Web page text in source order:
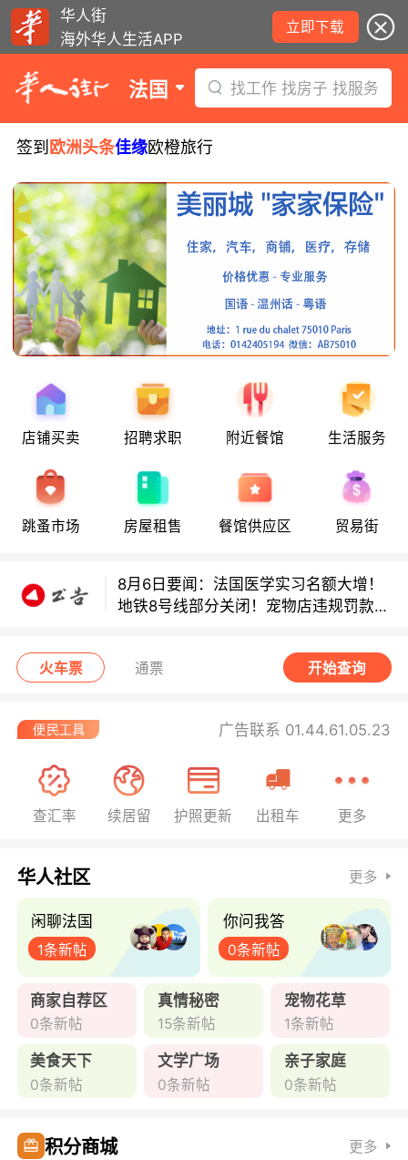
华人街
海外华人生活APP
立即下载
法国 找工作 找房子 找服务
签到 欧洲头条佳缘欧橙旅行
店铺买卖 招聘求职 附近餐馆 生活服务
跳蚤市场 房屋租售 餐馆供应区 贸易街
8月6日要闻：法国医学实习名额大增！
炉！
巴黎地铁音乐家海选启动！
地铁8号线部分关闭！宠物店违规罚款出
炉！
火车票 通票 开始查询
广告联系 01.44.61.05.23
查汇率 续居留 护照更新 出租车 更多
华人社区 更多
闲聊法国
1条新帖
你问我答
0条新帖
商家自荐区
0条新帖
真情秘密
15条新帖
宠物花草
1条新帖
美食天下
0条新帖
文学广场
0条新帖
亲子家庭
0条新帖
积分商城 更多